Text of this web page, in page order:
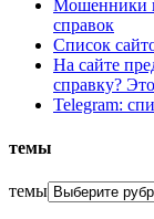
Мошенники
справок
Список
На сайте
справку?
Telegram:
темы
темы